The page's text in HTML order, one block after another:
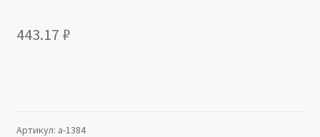
443.17 ₽
Артикул: a-1384